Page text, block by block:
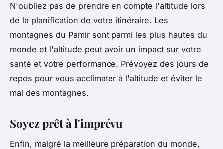
N'oubliez pas de prendre en compte l'altitude lors
de la planification de votre itinéraire. Les
montagnes du Pamir sont parmi les plus hautes du
monde et l'altitude peut avoir un impact sur votre
santé et votre performance. Prévoyez des jours de
repos pour vous acclimater à l'altitude et éviter le
mal des montagnes.
Soyez prêt à l'imprévu
Enfin, malgré la meilleure préparation du monde,